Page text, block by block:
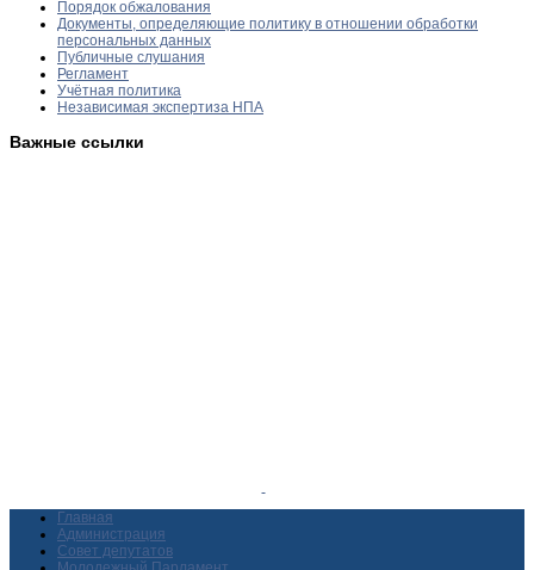
Порядок обжалования
Документы, определяющие политику в отношении обработки
персональных данных
Публичные слушания
Регламент
Учётная политика
Независимая экспертиза НПА
Важные ссылки
Главная
Администрация
Совет депутатов